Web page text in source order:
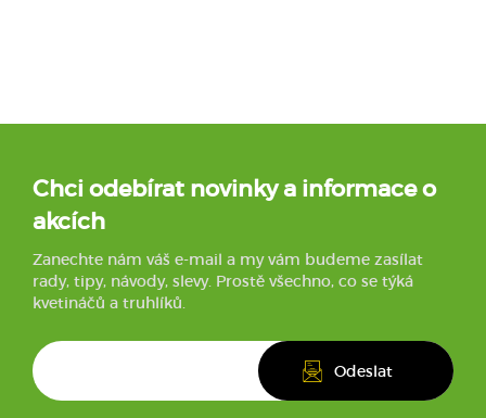
Chci odebírat novinky a informace o
akcích
Zanechte nám váš e-mail a my vám budeme zasílat
rady, tipy, návody, slevy. Prostě všechno, co se týká
kvetináčů a truhlíků.